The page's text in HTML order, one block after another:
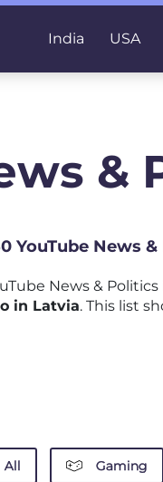
India USA
&
YouTube News
News &
in Latvia. This list
All Gaming